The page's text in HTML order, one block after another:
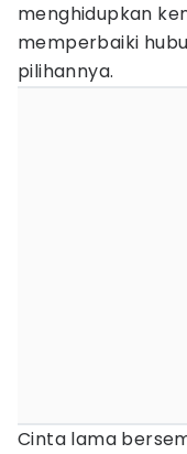
menghidupkan
memperbaiki
pilihannya.
Cinta lama